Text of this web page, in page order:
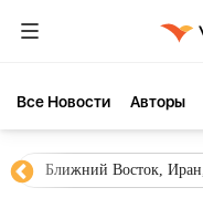
Все Новости Aвторы
Ближний Восток,